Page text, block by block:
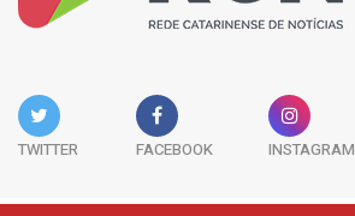
TWITTER FACEBOOK INSTAGRAM